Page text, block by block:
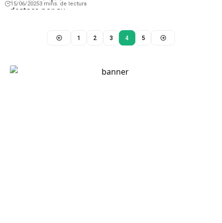
15/06/20253 mins. de lectura
1 2 3 4 5